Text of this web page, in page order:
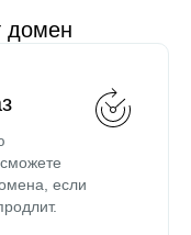
домен
если